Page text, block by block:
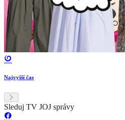
Najvyšší čas
Sleduj TV JOJ správy